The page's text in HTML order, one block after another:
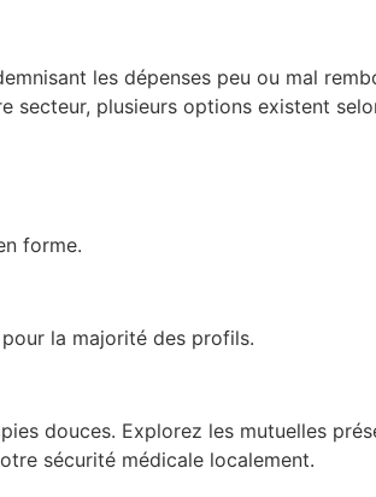
les dépenses peu ou mal
secteur, plusieurs options existent
forme.
la majorité des profils.
douces. Explorez les mutuelles
sécurité médicale localement.